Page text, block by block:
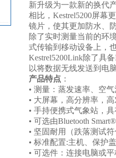
新升级为一款新的换代
相比， Kestrel5200屏幕
镜片，使其更加防水、
除了实时测量当前的环
式传输到移动设备上，
Kestrel5200Link除了具备
以将数据无线发送到电
产品特点 ：
• 测量：蒸发速率、空
• 大屏幕，高分辨率，
• 手持便携式气象站，
• 可选由Bluetooth
• 坚固耐用（跌落测试符
• 标准配置:主机、保护
• 可选件：连接电脑或平